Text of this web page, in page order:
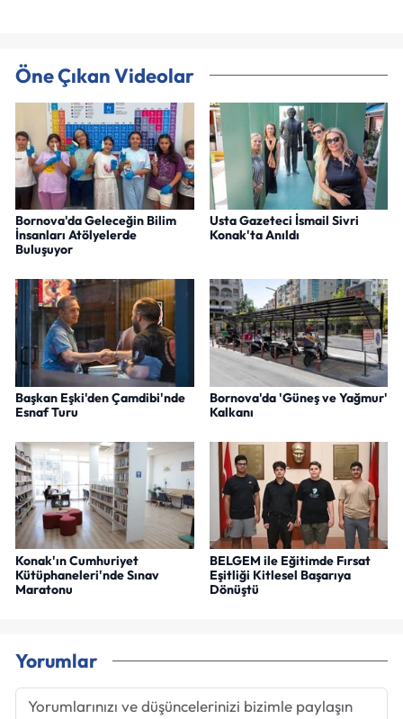
Öne Çıkan Videolar
Bornova'da Geleceğin Bilim
İnsanları Atölyelerde
Buluşuyor
Usta Gazeteci İsmail Sivri
Konak'ta Anıldı
Başkan Eşki'den Çamdibi'nde
Esnaf Turu
Bornova'da 'Güneş ve Yağmur'
Kalkanı
Konak'ın Cumhuriyet
Kütüphaneleri'nde Sınav
Maratonu
BELGEM ile Eğitimde Fırsat
Eşitliği Kitlesel Başarıya
Dönüştü
Yorumlar